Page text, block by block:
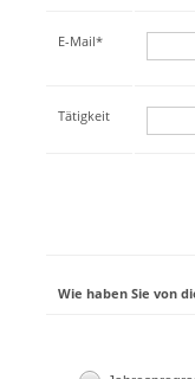
E-Mail*
Tätigkeit
Wie haben Sie von